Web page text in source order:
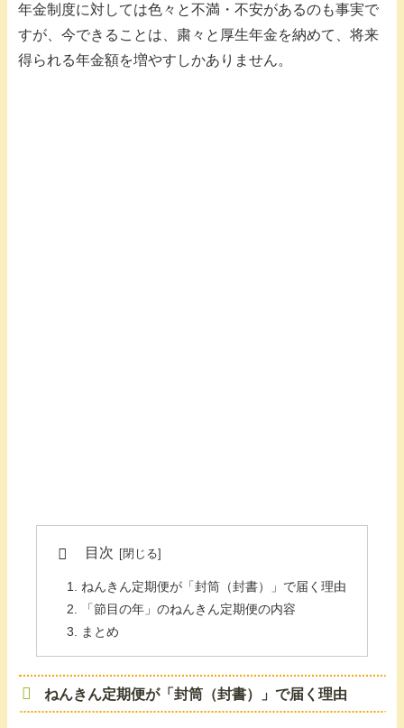
年金制度に対しては色々と不満・不安があるのも事実で
すが、今できることは、粛々と厚生年金を納めて、将来
得られる年金額を増やすしかありません。
目次
ねんきん定期便が「封筒（封書）」で届く理由
「節目の年」のねんきん定期便の内容
まとめ
ねんきん定期便が「封筒（封書）」で届く理由